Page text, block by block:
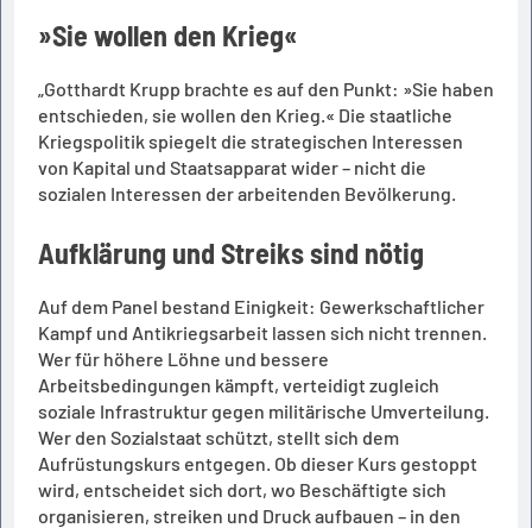
»Sie wollen den Krieg«
„Gotthardt Krupp brachte es auf den Punkt: »Sie haben
entschieden, sie wollen den Krieg.« Die staatliche
Kriegspolitik spiegelt die strategischen Interessen
von Kapital und Staatsapparat wider – nicht die
sozialen Interessen der arbeitenden Bevölkerung.
Aufklärung und Streiks sind nötig
Auf dem Panel bestand Einigkeit: Gewerkschaftlicher
Kampf und Antikriegsarbeit lassen sich nicht trennen.
Wer für höhere Löhne und bessere
Arbeitsbedingungen kämpft, verteidigt zugleich
soziale Infrastruktur gegen militärische Umverteilung.
Wer den Sozialstaat schützt, stellt sich dem
Aufrüstungskurs entgegen. Ob dieser Kurs gestoppt
wird, entscheidet sich dort, wo Beschäftigte sich
organisieren, streiken und Druck aufbauen – in den